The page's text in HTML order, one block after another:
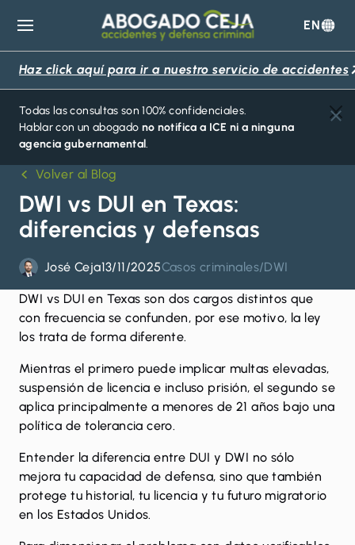
Abogado
Ceja
EN
Haz click aquí para ir a nuestro servicio de accidentes
Todas las consultas son 100% confidenciales.
Hablar con un abogado no notifica a ICE ni a ninguna
agencia gubernamental.
Volver al Blog
DWI vs DUI en Texas:
diferencias y defensas
José Ceja13/11/2025Casos criminales/DWI
DWI vs DUI en Texas son dos cargos distintos que
con frecuencia se confunden, por ese motivo, la ley
los trata de forma diferente.
Mientras el primero puede implicar multas elevadas,
suspensión de licencia e incluso prisión, el segundo se
aplica principalmente a menores de 21 años bajo una
política de tolerancia cero.
Entender la diferencia entre DUI y DWI no sólo
mejora tu capacidad de defensa, sino que también
protege tu historial, tu licencia y tu futuro migratorio
en los Estados Unidos.